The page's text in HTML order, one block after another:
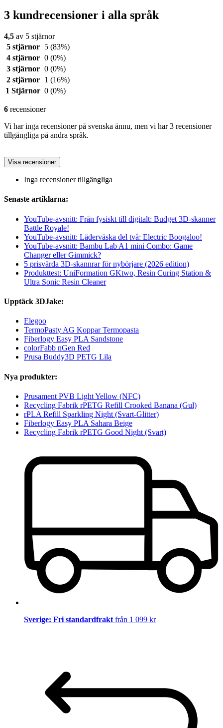
3 kundrecensioner i alla språk
4,5 av 5 stjärnor
5 stjärnor
5 (83%)
4 stjärnor 0 (0%)
3 stjärnor 0 (0%)
2 stjärnor
1 (16%)
1 Stjärnor 0 (0%)
6 recensioner
Vi har inga recensioner på svenska ännu, men vi har 3 recensioner
tillgängliga på andra språk.
Visa recensioner
Inga recensioner tillgängliga
Senaste artiklarna:
YouTube-avsnitt: Från fysiskt till digitalt: Budget 3D-skanner
Battle Royale!
YouTube-avsnitt: Läderväska del två: Electric Boogaloo!
YouTube-avsnitt: Bambu Lab A1 mini Combo: Game
Changer eller Gimmick?
5 prisvärda 3D-skannrar för nybörjare (2026 edition)
Produkttest: UniFormation GKtwo, Resin Curing Station &
Ultra Sonic Resin Cleaner
Upptäck 3DJake:
Elegoo
TermoPasty AG Koppar Termopasta
Fiberlogy Easy PLA Sandstone
colorFabb nGen Red
Prusa Buddy3D PETG Lila
Nya produkter:
Prusament PVB Light Yellow (NFC)
Recycling Fabrik rPETG Refill Crooked Banana (Gul)
rPLA Refill Sparkling Night (Svart-Glitter)
Fiberlogy Easy PLA Sahara Beige
Recycling Fabrik rPETG Good Night (Svart)
Sverige: Fri standardfrakt från 1 099 kr